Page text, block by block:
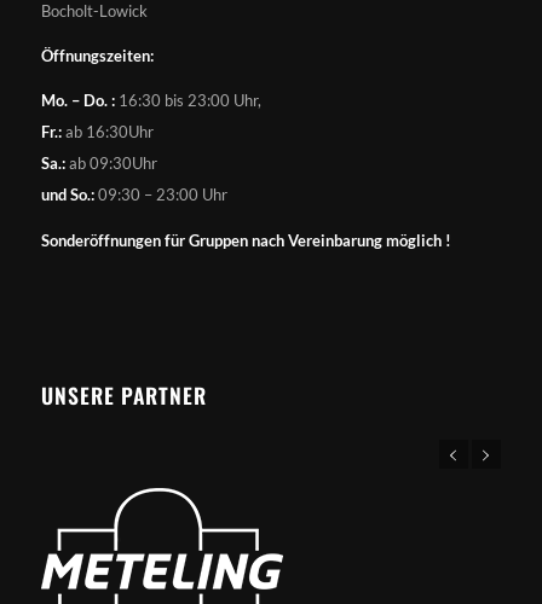
Bocholt-Lowick
Öffnungszeiten:
Mo. – Do. :16:30 bis 23:00 Uhr,
Fr.:ab 16:30Uhr
Sa.:ab 09:30Uhr
und So.:09:30 – 23:00 Uhr
Sonderöffnungen für Gruppen nach Vereinbarung möglich !
UNSERE PARTNER